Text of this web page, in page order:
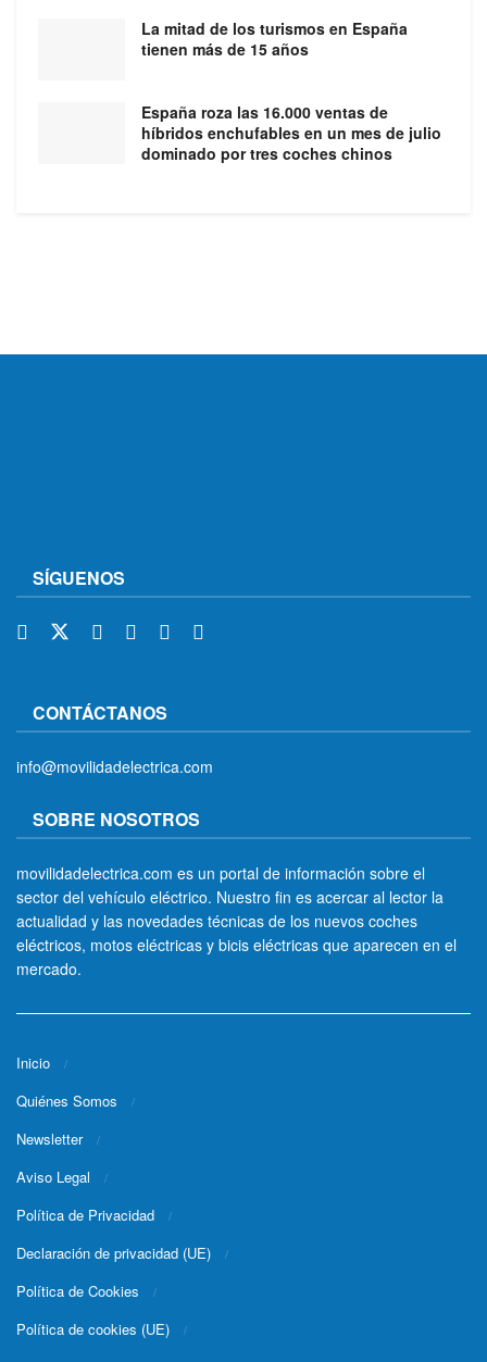
La mitad de los turismos en España
tienen más de 15 años
España roza las 16.000 ventas de
híbridos enchufables en un mes de julio
dominado por tres coches chinos
SÍGUENOS
CONTÁCTANOS
info@movilidadelectrica.com
SOBRE NOSOTROS
movilidadelectrica.com es un portal de información sobre el
sector del vehículo eléctrico. Nuestro fin es acercar al lector la
actualidad y las novedades técnicas de los nuevos coches
eléctricos, motos eléctricas y bicis eléctricas que aparecen en el
mercado.
Inicio
Quiénes Somos
Newsletter
Aviso Legal
Política de Privacidad
Declaración de privacidad (UE)
Política de Cookies
Política de cookies (UE)